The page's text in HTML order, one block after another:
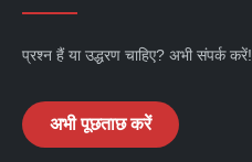
प्रश्न हैं या उद्धरण चाहिए? अभी संपर्क करें!
अभी पूछताछ करें